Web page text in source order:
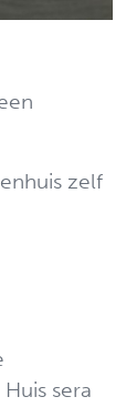
zelf
sera